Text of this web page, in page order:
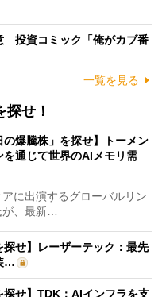
投資コミック「俺がカブ番
一覧を見る
せ！
の爆騰株」を探せ】トーメン
通じて世界のAIメモリ需
に出演するグローバルリン
、最新…
探せ】レーザーテック：最先
…
探せ】TDK：AIインフラを支